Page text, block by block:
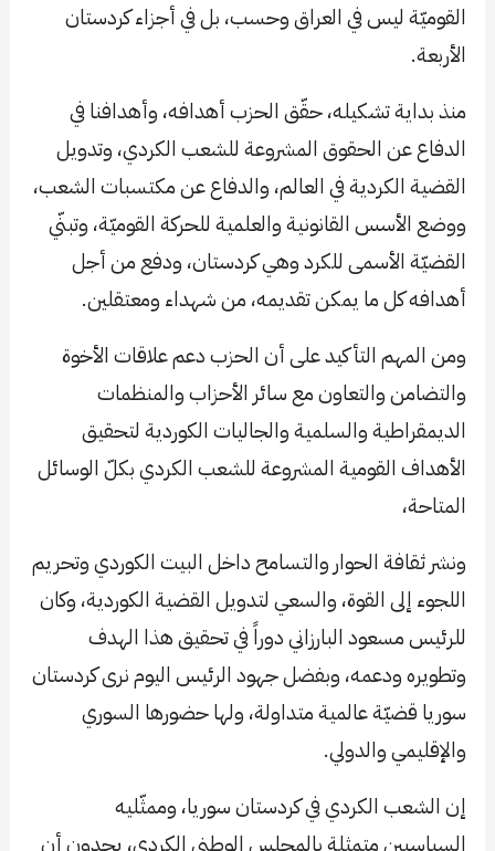
القوميّة ليس في العراق وحسب، بل في أجزاء كردستان
الأربعة.
منذ بداية تشكيله، حقّق الحزب أهدافه، وأهدافنا في
الدفاع عن الحقوق المشروعة للشعب الكردي، وتدويل
القضية الكردية في العالم، والدفاع عن مكتسبات الشعب،
ووضع الأسس القانونية والعلمية للحركة القوميّة، وتبنّي
القضيّة الأسمى للكرد وهي كردستان، ودفع من أجل
أهدافه كل ما يمكن تقديمه، من شهداء ومعتقلين.
ومن المهم التأكيد على أن الحزب دعم علاقات الأخوة
والتضامن والتعاون مع سائر الأحزاب والمنظمات
الديمقراطية والسلمية والجاليات الكوردية لتحقيق
الأهداف القومية المشروعة للشعب الكردي بكلّ الوسائل
المتاحة،
ونشر ثقافة الحوار والتسامح داخل البيت الكوردي وتحريم
اللجوء إلى القوة، والسعي لتدويل القضية الكوردية، وكان
للرئيس مسعود البارزاني دوراً في تحقيق هذا الهدف
وتطويره ودعمه، وبفضل جهود الرئيس اليوم نرى كردستان
سوريا قضيّة عالمية متداولة، ولها حضورها السوري
والإقليمي والدولي.
إن الشعب الكردي في كردستان سوريا، وممثّليه
السياسيين متمثلة بالمجلس الوطني الكردي، يجدون أن